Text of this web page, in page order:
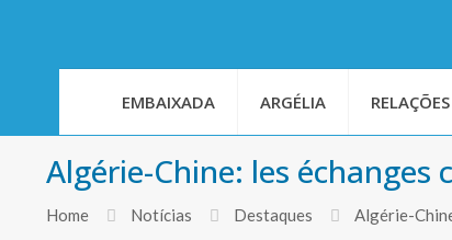
EMBAIXADA ARGÉLIA
Algérie-Chine: les
Home Notícias Destaques Algérie-